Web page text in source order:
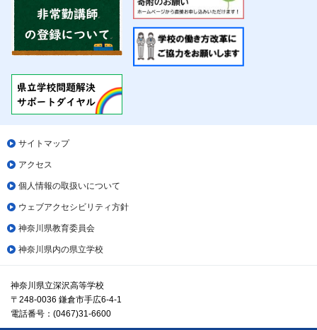
サイトマップ
アクセス
個人情報の取扱いについて
ウェブアクセシビリティ方針
神奈川県教育委員会
神奈川県内の県立学校
神奈川県立深沢高等学校
〒248-0036 鎌倉市手広6-4-1
電話番号：(0467)31-6600